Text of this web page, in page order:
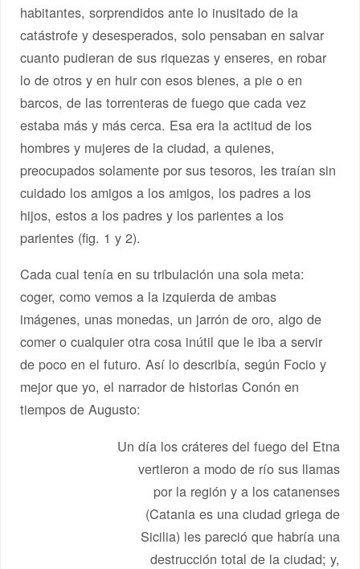
habitantes, sorprendidos ante lo inusitado de la
catástrofe y desesperados, solo pensaban en salvar
cuanto pudieran de sus riquezas y enseres, en robar
lo de otros y en huir con esos bienes, a pie o en
barcos, de las torrenteras de fuego que cada vez
estaba más y más cerca. Esa era la actitud de los
hombres y mujeres de la ciudad, a quienes,
preocupados solamente por sus tesoros, les traían sin
cuidado los amigos a los amigos, los padres a los
hijos, estos a los padres y los parientes a los
parientes (fig. 1 y 2).
Cada cual tenía en su tribulación una sola meta:
coger, como vemos a la izquierda de ambas
imágenes, unas monedas, un jarrón de oro, algo de
comer o cualquier otra cosa inútil que le iba a servir
de poco en el futuro. Así lo describía, según Focio y
mejor que yo, el narrador de historias Conón en
tiempos de Augusto:
Un día los cráteres del fuego del Etna
vertieron a modo de río sus llamas
por la región y a los catanenses
(Catania es una ciudad griega de
Sicilia) les pareció que habría una
destrucción total de la ciudad; y,